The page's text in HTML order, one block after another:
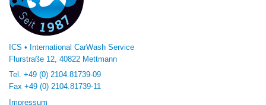
ICS • International CarWash Service
Flurstraße 12, 40822 Mettmann
Tel. +49 (0) 2104.81739-09
Fax +49 (0) 2104.81739-11
Impressum